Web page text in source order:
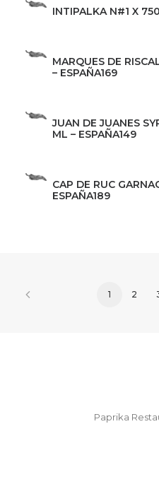
INTIPALKA N#1 X
MARQUES DE
– ESPAÑA169
JUAN DE JUANES
ML – ESPAÑA149
CAP DE RUC
ESPAÑA189
1 2
Paprika